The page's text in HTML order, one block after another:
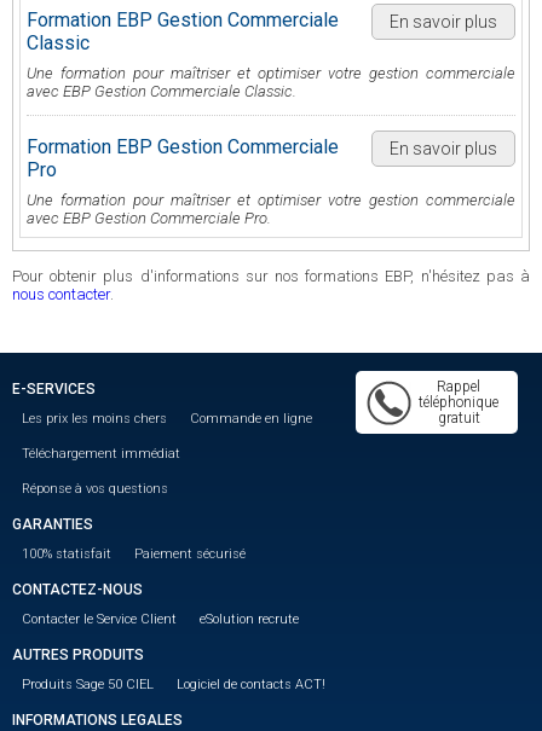
En savoir plus
Formation EBP Gestion Commerciale
Classic
Une formation pour maîtriser et optimiser votre gestion commerciale
avec EBP Gestion Commerciale Classic.
En savoir plus
Formation EBP Gestion Commerciale
Pro
Une formation pour maîtriser et optimiser votre gestion commerciale
avec EBP Gestion Commerciale Pro.
Pour obtenir plus d'informations sur nos formations EBP, n'hésitez pas à
nous contacter.
Rappel
téléphonique
gratuit
E-SERVICES
Les prix les moins chers Commande en ligne
Téléchargement immédiat
Réponse à vos questions
GARANTIES
100% statisfait Paiement sécurisé
CONTACTEZ-NOUS
Contacter le Service Client eSolution recrute
AUTRES PRODUITS
Produits Sage 50 CIEL Logiciel de contacts ACT!
INFORMATIONS LEGALES